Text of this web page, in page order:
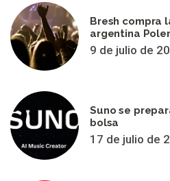
Bresh compra
argentina
9 de julio de
Suno se
bolsa
17 de julio de